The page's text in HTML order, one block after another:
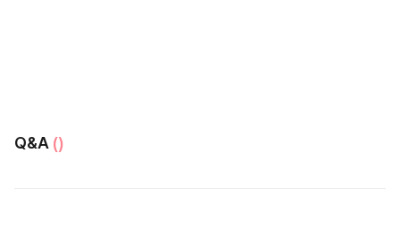
Q&A ()